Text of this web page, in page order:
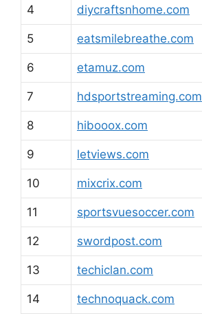
4 diycraftsnhome.com
5 eatsmilebreathe.com
6 etamuz.com
7 hdsportstreaming.com
8 hibooox.com
9 letviews.com
10 mixcrix.com
11 sportsvuesoccer.com
12 swordpost.com
13 techiclan.com
14 technoquack.com